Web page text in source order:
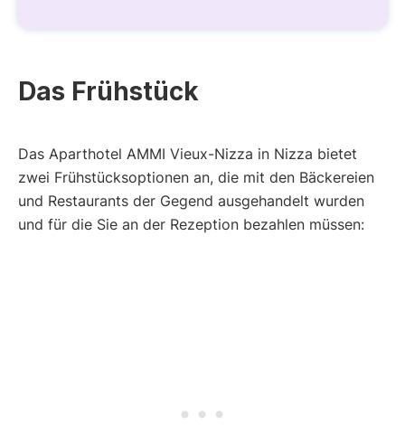
Das Frühstück
Das Aparthotel AMMI Vieux-Nizza in Nizza bietet
zwei Frühstücksoptionen an, die mit den Bäckereien
und Restaurants der Gegend ausgehandelt wurden
und für die Sie an der Rezeption bezahlen müssen: